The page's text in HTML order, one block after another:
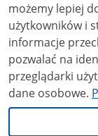
możemy lepiej
użytkowników i stale
informacje
pozwalać na
przeglądarki
dane osobowe.